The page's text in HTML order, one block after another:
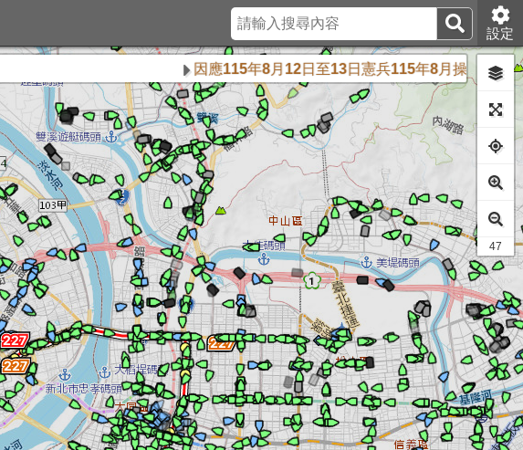
設定
因應115年8月12日至13日憲兵115年8月操演任務交通
44